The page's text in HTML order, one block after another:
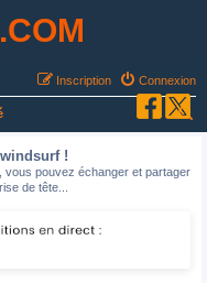
Connexion
Inscription
!
vous pouvez échanger et partager
de tête...